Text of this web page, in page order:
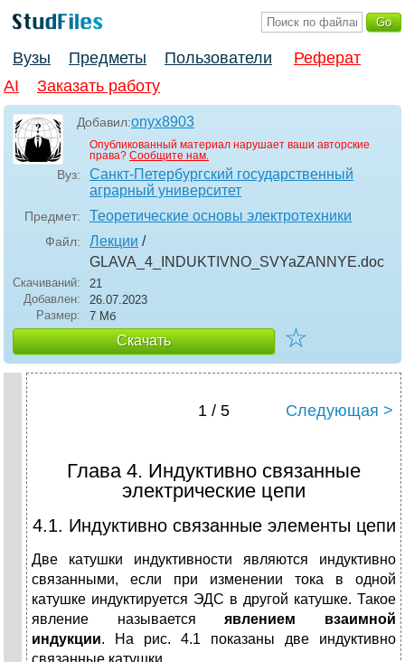
Вузы Предметы Пользователи
Реферат
AI
Заказать работу
Добавил:onyx8903
Опубликованный материал нарушает ваши авторские
права? Сообщите нам.
Вуз:
Санкт-Петербургский государственный
аграрный университет
Предмет: Теоретические основы электротехники
Файл: Лекции /
GLAVA_4_INDUKTIVNO_SVYaZANNYE.doc
Скачиваний:
21
Добавлен:
26.07.2023
Размер:
7 Мб
Скачать ☆
1 / 5 Следующая >
Глава 4. Индуктивно связанные
электрические цепи
4.1. Индуктивно связанные элементы цепи
Две катушки индуктивности являются индуктивно
связанными, если при изменении тока в одной
катушке индуктируется ЭДС в другой катушке. Такое
явление называетсяявлением взаимной
индукции. На рис. 4.1 показаны две индуктивно